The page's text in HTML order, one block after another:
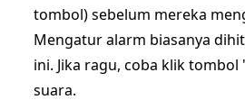
tombol) sebelum mereka
Mengatur alarm biasanya
ini. Jika ragu, coba klik
suara.